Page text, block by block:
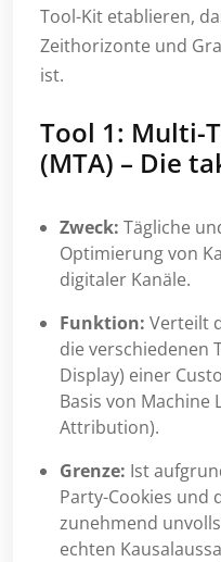
Tool-Kit etablieren,
Zeithorizonte und
ist.
Tool 1: Multi-
(MTA) – Die
Zweck: Tägliche
Optimierung von
digitaler Kanäle.
Funktion: Verteilt
die verschiedenen
Display) einer
Basis von Machine
Attribution).
Grenze: Ist
Party-Cookies und
zunehmend
echten